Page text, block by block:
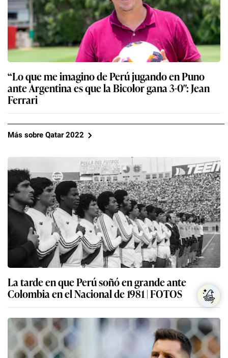
“Lo que me imagino de Perú jugando en Puno
ante Argentina es que la Bicolor gana 3-0″: Jean
Ferrari
Más sobre Qatar 2022
La tarde en que Perú soñó en grande ante
Colombia en el Nacional de 1981 | FOTOS